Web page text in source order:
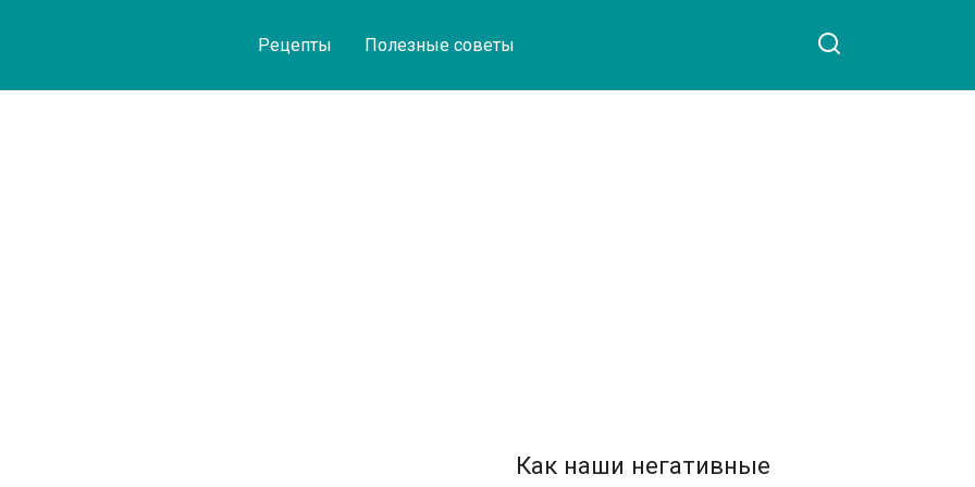
Рецепты Полезные советы
Как наши негативные